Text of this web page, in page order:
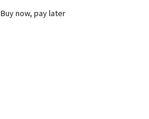
Buy now, pay later